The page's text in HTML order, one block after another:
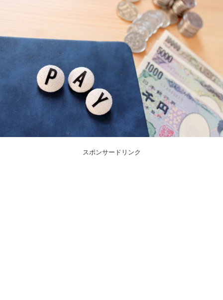
スポンサードリンク